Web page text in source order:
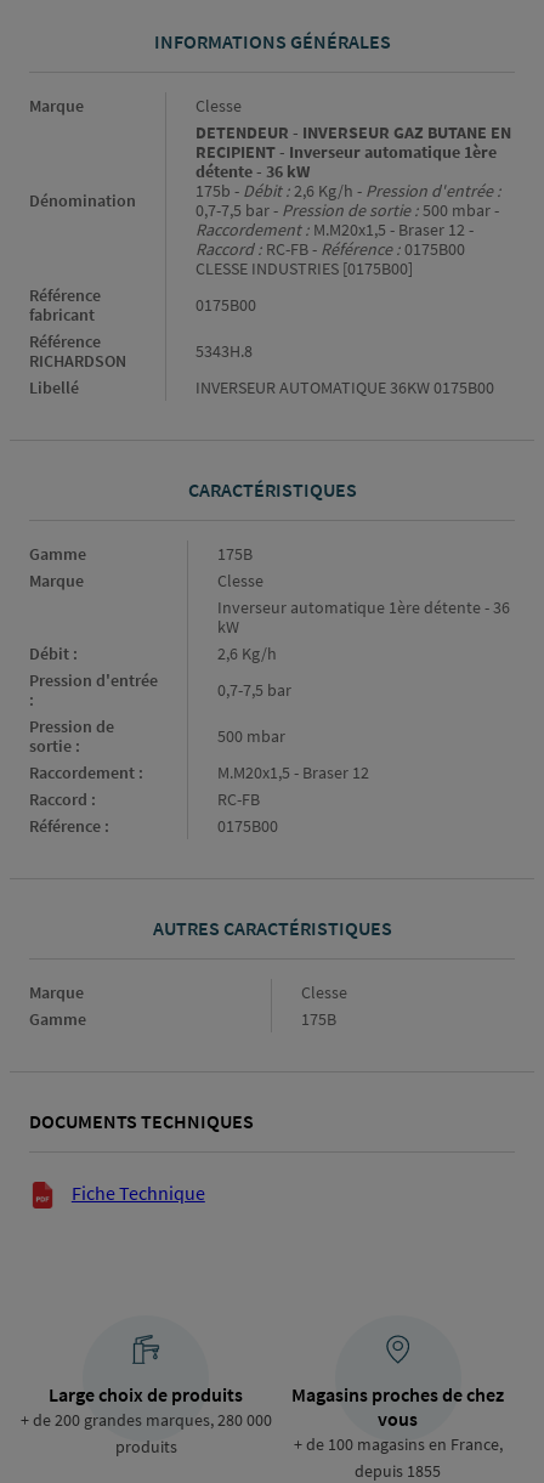
INFORMATIONS GÉNÉRALES
Informations générales
Marque Clesse
Dénomination
DETENDEUR - INVERSEUR GAZ BUTANE EN
RECIPIENT - Inverseur automatique 1ère
détente - 36 kW
175b - Débit :2,6 Kg/h - Pression d'entrée :
0,7-7,5 bar - Pression de sortie :500 mbar -
Raccordement : M.M20x1,5 - Braser 12 -
Raccord : RC-FB - Référence :0175B00
CLESSE INDUSTRIES [0175B00]
Référence
fabricant
0175B00
Référence
RICHARDSON
5343H.8
Libellé
INVERSEUR AUTOMATIQUE 36KW 0175B00
CARACTÉRISTIQUES
Caractéristiques
Gamme
175B
Marque
Clesse
Inverseur automatique 1ère détente - 36
kW
Débit :
2,6 Kg/h
Pression d'entrée
:
0,7-7,5 bar
Pression de
sortie :
500 mbar
Raccordement :
M.M20x1,5 - Braser 12
Raccord :
RC-FB
Référence :
0175B00
AUTRES CARACTÉRISTIQUES
Marque Marque
Clesse
Gamme
Gamme
175B
DOCUMENTS TECHNIQUES
Documents techniques
Fiche Technique
Large choix de produits
+ de 200 grandes marques, 280 000
produits
Magasins proches de chez
vous
+ de 100 magasins en France,
depuis 1855